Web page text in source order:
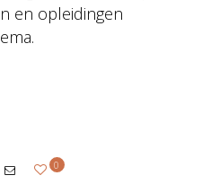
en opleidingen
0